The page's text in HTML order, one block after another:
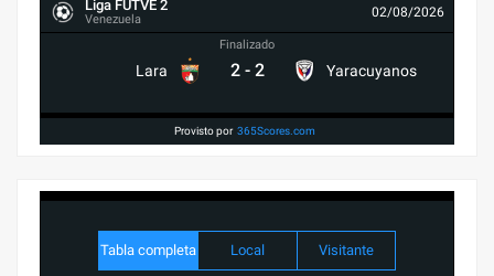
Liga FUTVE 2
Venezuela 02/08/2026
Lara
Finalizado
2 - 2 Yaracuyanos
Provisto por 365Scores.com
Tabla completa Local Visitante